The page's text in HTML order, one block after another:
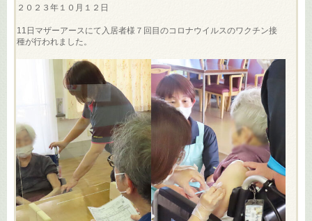
２０２３年１０月１２日
11日マザーアースにて入居者様７回目のコロナウイルスのワクチン接
種が行われました。